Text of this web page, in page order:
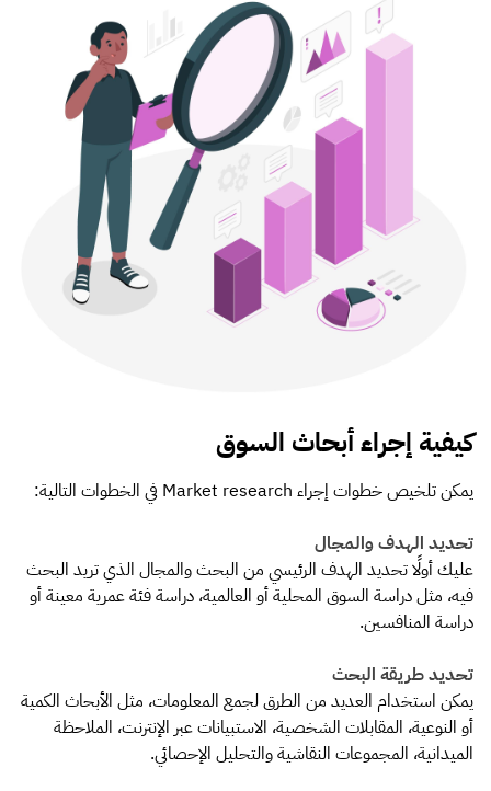
كيفية إجراء أبحاث السوق
يمكن تلخيص خطوات إجراء Market research في الخطوات التالية:
تحديد الهدف والمجال
عليك أولًا تحديد الهدف الرئيسي من البحث والمجال الذي تريد البحث
فيه، مثل دراسة السوق المحلية أو العالمية، دراسة فئة عمرية معينة أو
دراسة المنافسين.
تحديد طريقة البحث
يمكن استخدام العديد من الطرق لجمع المعلومات، مثل الأبحاث الكمية
أو النوعية، المقابلات الشخصية، الاستبيانات عبر الإنترنت، الملاحظة
الميدانية، المجموعات النقاشية والتحليل الإحصائي.